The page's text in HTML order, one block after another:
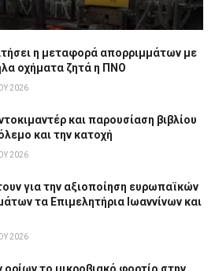
η μεταφορά απορριμμάτων με
οχήματα ζητά η ΠΝΟ
2026
και παρουσίαση βιβλίου
και την κατοχή
2026
για την αξιοποίηση ευρωπαϊκών
τα Επιμελητήρια Ιωαννίνων και
2026